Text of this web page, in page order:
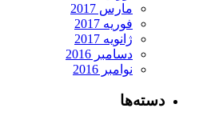
مارس 2017
فوریه 2017
ژانویه 2017
دسامبر 2016
نوامبر 2016
دسته‌ها